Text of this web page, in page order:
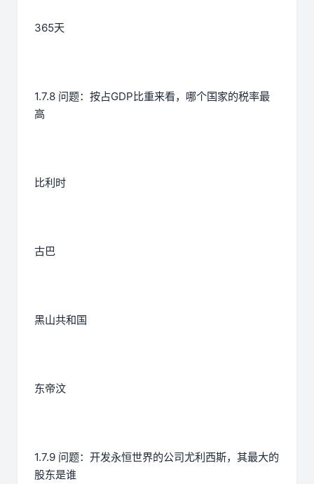
365天
1.7.8 问题：按占GDP比重来看，哪个国家的税率最
高
比利时
古巴
黑山共和国
东帝汶
1.7.9 问题：开发永恒世界的公司尤利西斯，其最大的
股东是谁